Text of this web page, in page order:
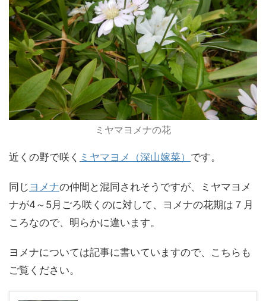
ミヤマヨメナの花
近くの野で咲く ミヤマヨメ（深山嫁菜） です。
同じ ヨメナの仲間と混同されそうですが、ミヤマヨメ
ナが4～5月ごろ咲くのに対して、ヨメナの花期は７月
ころなので、明らかに違います。
ヨメナについては記事に書いていますので、こちらも
ご覧ください。